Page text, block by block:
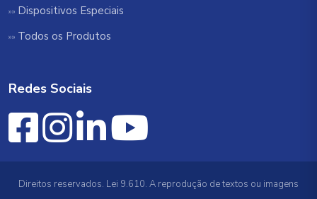
Dispositivos Especiais
Todos os Produtos
Redes Sociais
Direitos reservados. Lei 9.610. A reprodução de textos ou imagens